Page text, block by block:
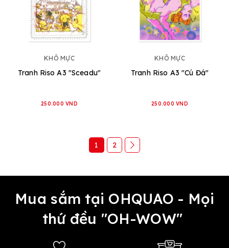
KHÔ MỰC
Tranh Riso A3 "Sceadu"
250.000 VND
KHÔ MỰC
Tranh Riso A3 "Cú Đá"
250.000 VND
1 2
Mua sắm tại OHQUAO - Mọi
thứ đều "OH-WOW"